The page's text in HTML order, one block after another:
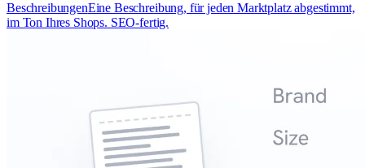
BeschreibungenEine Beschreibung, für jeden Marktplatz abgestimmt,
im Ton Ihres Shops. SEO-fertig.